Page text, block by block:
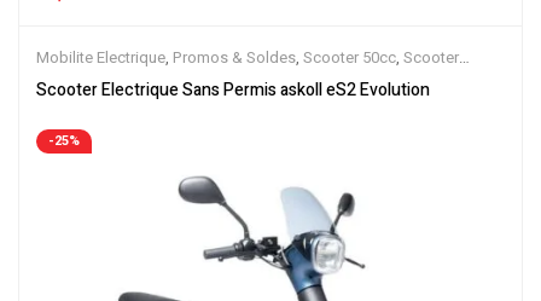
Mobilite Electrique, Promos & Soldes, Scooter 50cc, Scooter
Electrique,Scooters
Scooter Electrique Sans Permis askoll eS2 Evolution
-25%